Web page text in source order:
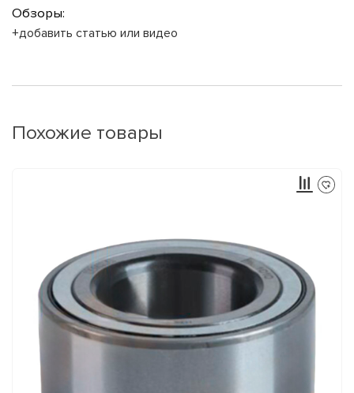
Обзоры:
+добавить статью или видео
Похожие товары